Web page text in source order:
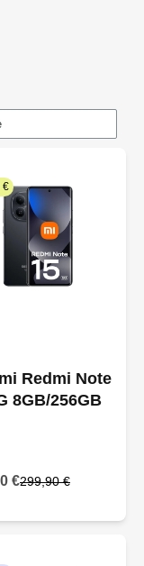
€
Redmi Note
8GB/256GB
€299,90 €